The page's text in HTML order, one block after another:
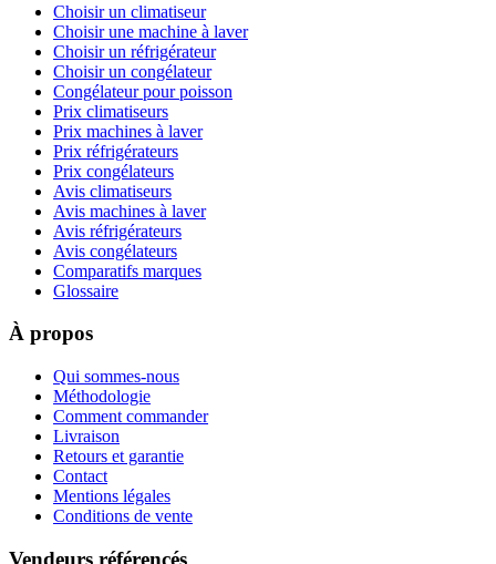
Choisir un climatiseur
Choisir une machine à laver
Choisir un réfrigérateur
Choisir un congélateur
Congélateur pour poisson
Prix climatiseurs
Prix machines à laver
Prix réfrigérateurs
Prix congélateurs
Avis climatiseurs
Avis machines à laver
Avis réfrigérateurs
Avis congélateurs
Comparatifs marques
Glossaire
À propos
Qui sommes-nous
Méthodologie
Comment commander
Livraison
Retours et garantie
Contact
Mentions légales
Conditions de vente
Vendeurs référencés